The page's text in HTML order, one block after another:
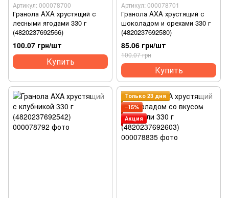
Артикул: 000078700
Гранола AXA хрустящий с
лесными ягодами 330 г
(4820237692566)
100.07 грн/шт
Купить
Артикул: 000078701
Гранола AXA хрустящий с
шоколадом и орехами 330 г
(4820237692580)
85.06 грн/шт
100.07 грн
Купить
Только 23 дня
−15%
Акция